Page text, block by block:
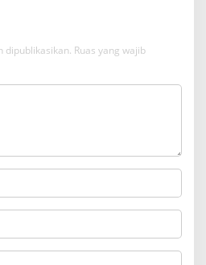
dipublikasikan. Ruas yang wajib